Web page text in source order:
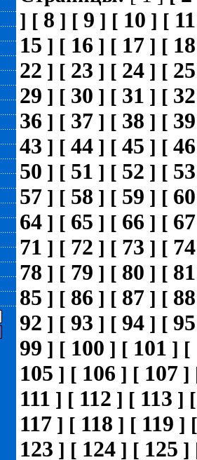
] [ 8 ] [ 9 ] [ 10 ] [ 11
15 ] [ 16 ] [ 17 ] [ 18
22 ] [ 23 ] [ 24 ] [ 25
29 ] [ 30 ] [ 31 ] [ 32
36 ] [ 37 ] [ 38 ] [ 39
43 ] [ 44 ] [ 45 ] [ 46
50 ] [ 51 ] [ 52 ] [ 53
57 ] [ 58 ] [ 59 ] [ 60
64 ] [ 65 ] [ 66 ] [ 67
71 ] [ 72 ] [ 73 ] [ 74
78 ] [ 79 ] [ 80 ] [ 81
85 ] [ 86 ] [ 87 ] [ 88
92 ] [ 93 ] [ 94 ] [ 95
99 ] [ 100 ] [ 101 ] [
105 ] [ 106 ] [ 107 ]
111 ] [ 112 ] [ 113 ]
117 ] [ 118 ] [ 119 ]
123 ] [ 124 ] [ 125 ]